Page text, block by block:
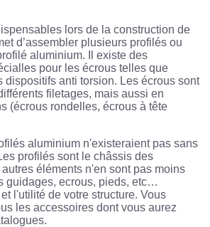
lors de la construction de
d’assembler plusieurs profilés ou
aluminium. Il existe des
pour les écrous telles que
dispositifs anti torsion. Les écrous sont
filetages, mais aussi en
(écrous rondelles, écrous à tête
aluminium n'existeraient pas sans
profilés sont le châssis des
éléments n'en sont pas moins
guidages, ecrous, pieds, etc…
l'utilité de votre structure. Vous
les accessoires dont vous aurez